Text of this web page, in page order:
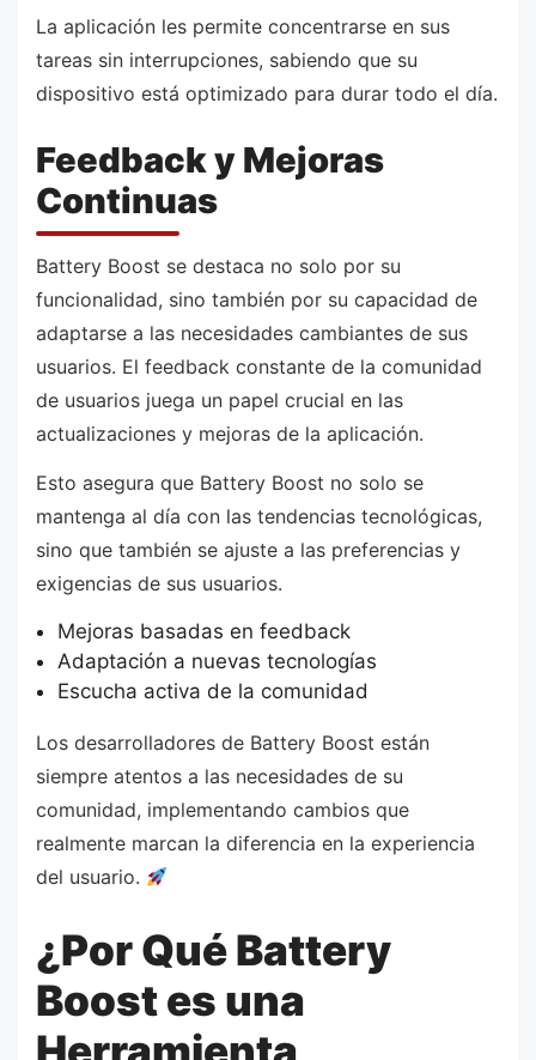
La aplicación les permite concentrarse en sus
tareas sin interrupciones, sabiendo que su
dispositivo está optimizado para durar todo el día.
Feedback y Mejoras
Continuas
Battery Boost se destaca no solo por su
funcionalidad, sino también por su capacidad de
adaptarse a las necesidades cambiantes de sus
usuarios. El feedback constante de la comunidad
de usuarios juega un papel crucial en las
actualizaciones y mejoras de la aplicación.
Esto asegura que Battery Boost no solo se
mantenga al día con las tendencias tecnológicas,
sino que también se ajuste a las preferencias y
exigencias de sus usuarios.
Mejoras basadas en feedback
Adaptación a nuevas tecnologías
Escucha activa de la comunidad
Los desarrolladores de Battery Boost están
siempre atentos a las necesidades de su
comunidad, implementando cambios que
realmente marcan la diferencia en la experiencia
del usuario.
¿Por Qué Battery
Boost es una